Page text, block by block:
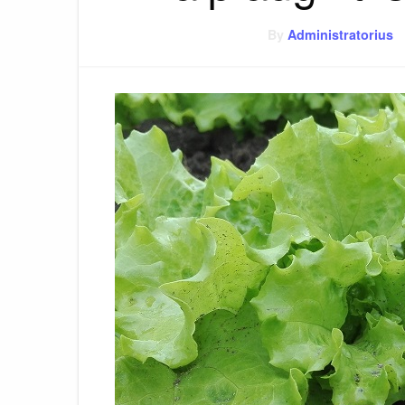
ByAdministratorius